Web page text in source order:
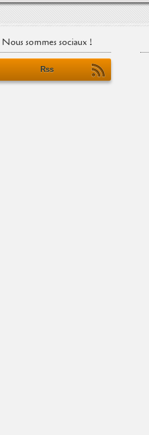
Nous sommes sociaux !
Rss